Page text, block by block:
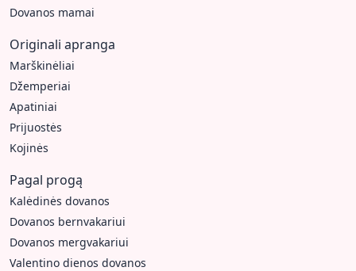
Dovanos mamai
Originali apranga
Marškinėliai
Džemperiai
Apatiniai
Prijuostės
Kojinės
Pagal progą
Kalėdinės dovanos
Dovanos bernvakariui
Dovanos mergvakariui
Valentino dienos dovanos